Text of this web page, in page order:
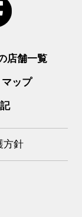
店舗一覧
ップ
方針